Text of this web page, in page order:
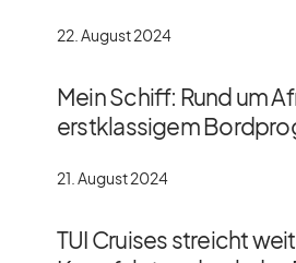
22. August 2024
Mein Schiff: Rund um
erstklassigem
21. August 2024
TUI Cruises streicht